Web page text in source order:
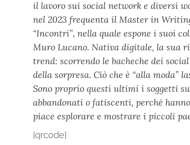
il lavoro sui social network e diversi
nel 2023 frequenta il Master in
“Incontri”, nella quale espone i suoi
Muro Lucano. Nativa digitale, la sua
trend: scorrendo le bacheche dei
della sorpresa. Ciò che è “alla
Sono proprio questi ultimi i soggetti
abbandonati o fatiscenti, perché
piace esplorare e mostrare i piccoli
[qrcode]